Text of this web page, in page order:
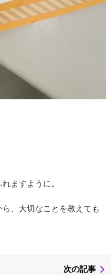
ますように。
、大切なことを教えても
次の記事